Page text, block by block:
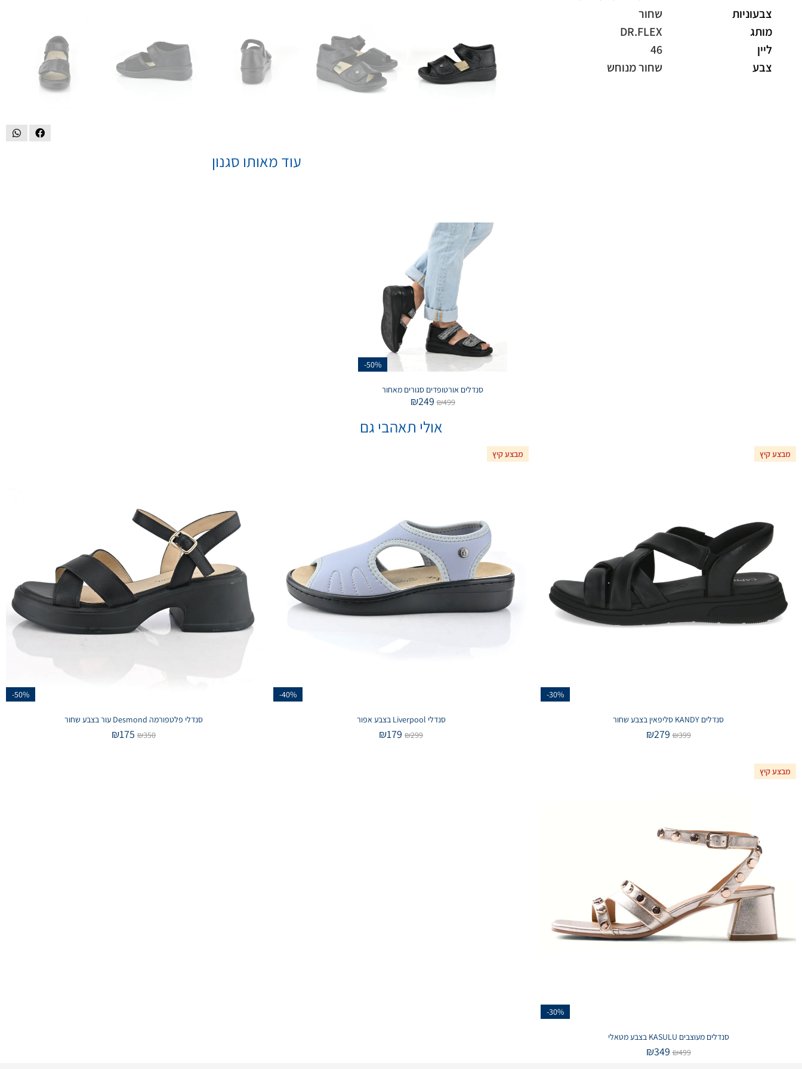
צבעוניות
שחור
מותג
DR.FLEX
ליין
46
צבע
שחור מנוחש
עוד מאותו סגנון
-50%
סנדלים אורטופדים סגורים מאחור
₪499
₪249
אולי תאהבי גם
מבצע קיץ
-30%
סנדלים KANDY סליפאין בצבע שחור
₪399
₪279
מבצע קיץ
-40%
סנדלי Liverpool בצבע אפור
₪299
₪179
-50%
סנדלי פלטפורמה Desmond עור בצבע שחור
₪350
₪175
מבצע קיץ
-30%
סנדלים מעוצבים KASULU בצבע מטאלי
₪499
₪349